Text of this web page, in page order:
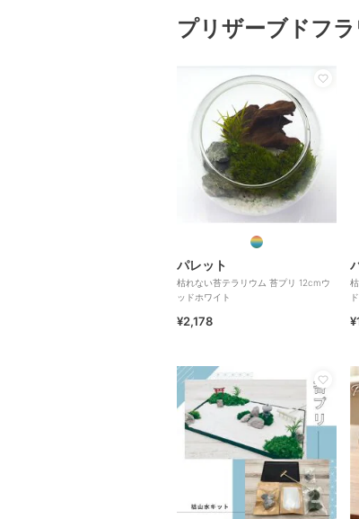
プリザーブドフ
パレット
枯れない苔テラリウム 苔プリ 12cmウ
ッドホワイト
¥2,178